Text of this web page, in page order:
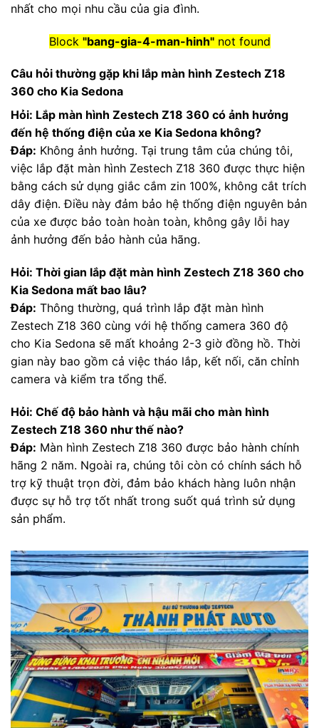
nhất cho mọi nhu cầu của gia đình.
Block "bang-gia-4-man-hinh"not found
Câu hỏi thường gặp khi lắp màn hình Zestech Z18
360 cho Kia Sedona
Hỏi: Lắp màn hình Zestech Z18 360 có ảnh hưởng
đến hệ thống điện của xe Kia Sedona không?
Đáp: Không ảnh hưởng. Tại trung tâm của chúng tôi,
việc lắp đặt màn hình Zestech Z18 360 được thực hiện
bằng cách sử dụng giắc cắm zin 100%, không cắt trích
dây điện. Điều này đảm bảo hệ thống điện nguyên bản
của xe được bảo toàn hoàn toàn, không gây lỗi hay
ảnh hưởng đến bảo hành của hãng.
Hỏi: Thời gian lắp đặt màn hình Zestech Z18 360 cho
Kia Sedona mất bao lâu?
Đáp: Thông thường, quá trình lắp đặt màn hình
Zestech Z18 360 cùng với hệ thống camera 360 độ
cho Kia Sedona sẽ mất khoảng 2-3 giờ đồng hồ. Thời
gian này bao gồm cả việc tháo lắp, kết nối, căn chỉnh
camera và kiểm tra tổng thể.
Hỏi: Chế độ bảo hành và hậu mãi cho màn hình
Zestech Z18 360 như thế nào?
Đáp: Màn hình Zestech Z18 360 được bảo hành chính
hãng 2 năm. Ngoài ra, chúng tôi còn có chính sách hỗ
trợ kỹ thuật trọn đời, đảm bảo khách hàng luôn nhận
được sự hỗ trợ tốt nhất trong suốt quá trình sử dụng
sản phẩm.